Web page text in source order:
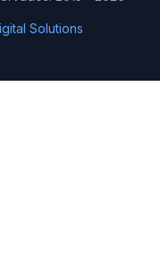
Solutions